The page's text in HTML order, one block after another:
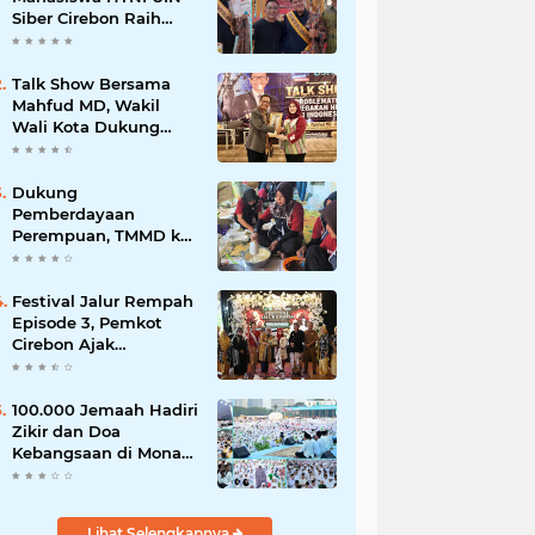
Siber Cirebon Raih
Juara 1 Duta Batik DKI
Talk Show Bersama
Mahfud MD, Wakil
Wali Kota Dukung
Penegakan Hukum
Dukung
Pemberdayaan
Perempuan, TMMD ke-
129 Kodim 0620/Kab.
Tata Boga
Festival Jalur Rempah
Episode 3, Pemkot
Cirebon Ajak
Masyarakat Lestarikan
Warisan Budaya
Bernilai Ekonomi
100.000 Jemaah Hadiri
Zikir dan Doa
Kebangsaan di Monas,
Wujud Syukur atas